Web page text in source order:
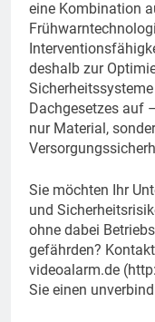
eine Kombination
deshalb zur
Dachgesetzes auf
nur Material,
Sie möchten Ihr
und
ohne dabei
gefährden?
videoalarm.de
Sie einen